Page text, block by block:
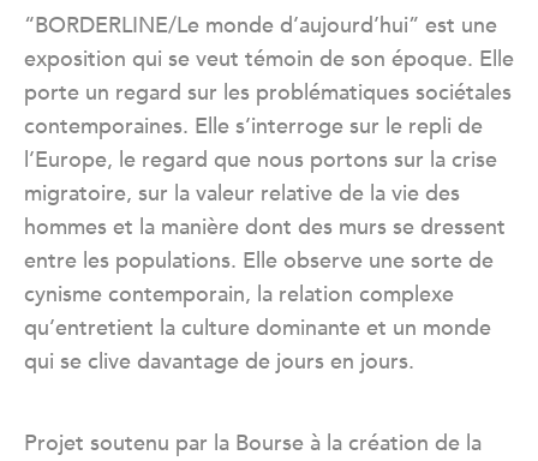
“BORDERLINE/Le monde d’aujourd’hui” est une
exposition qui se veut témoin de son époque. Elle
porte un regard sur les problématiques sociétales
contemporaines. Elle s’interroge sur le repli de
l’Europe, le regard que nous portons sur la crise
migratoire, sur la valeur relative de la vie des
hommes et la manière dont des murs se dressent
entre les populations. Elle observe une sorte de
cynisme contemporain, la relation complexe
qu’entretient la culture dominante et un monde
qui se clive davantage de jours en jours.
Projet soutenu par la Bourse à la création de la